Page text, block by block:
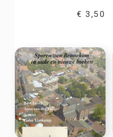
€ 3,50